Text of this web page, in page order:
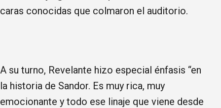
caras conocidas que colmaron el auditorio.
A su turno, Revelante hizo especial énfasis “en
la historia de Sandor. Es muy rica, muy
emocionante y todo ese linaje que viene desde